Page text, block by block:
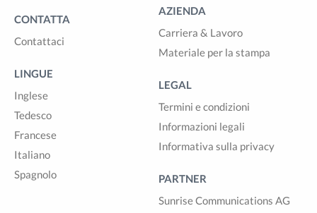
CONTATTA
Contattaci
LINGUE
Inglese
Tedesco
Francese
Italiano
Spagnolo
AZIENDA
Carriera & Lavoro
Materiale per la stampa
LEGAL
Termini e condizioni
Informazioni legali
Informativa sulla privacy
PARTNER
Sunrise Communications AG